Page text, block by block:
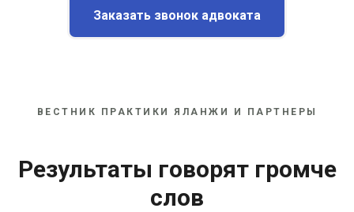
Заказать звонок адвоката
ВЕСТНИК ПРАКТИКИ ЯЛАНЖИ И ПАРТНЕРЫ
Результаты говорят громче
слов